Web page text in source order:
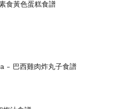
食黃色蛋糕食譜
- 巴西雞肉炸丸子食譜